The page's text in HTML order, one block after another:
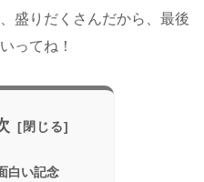
盛りだくさんだから、最後
ってね！
白い記念